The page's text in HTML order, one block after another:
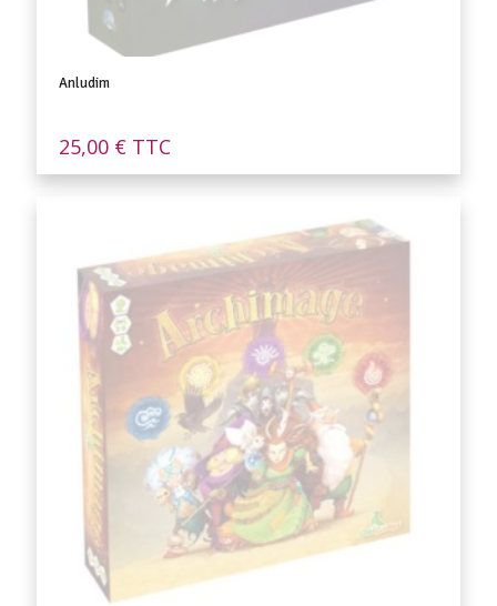
Anludim
25,00 € TTC